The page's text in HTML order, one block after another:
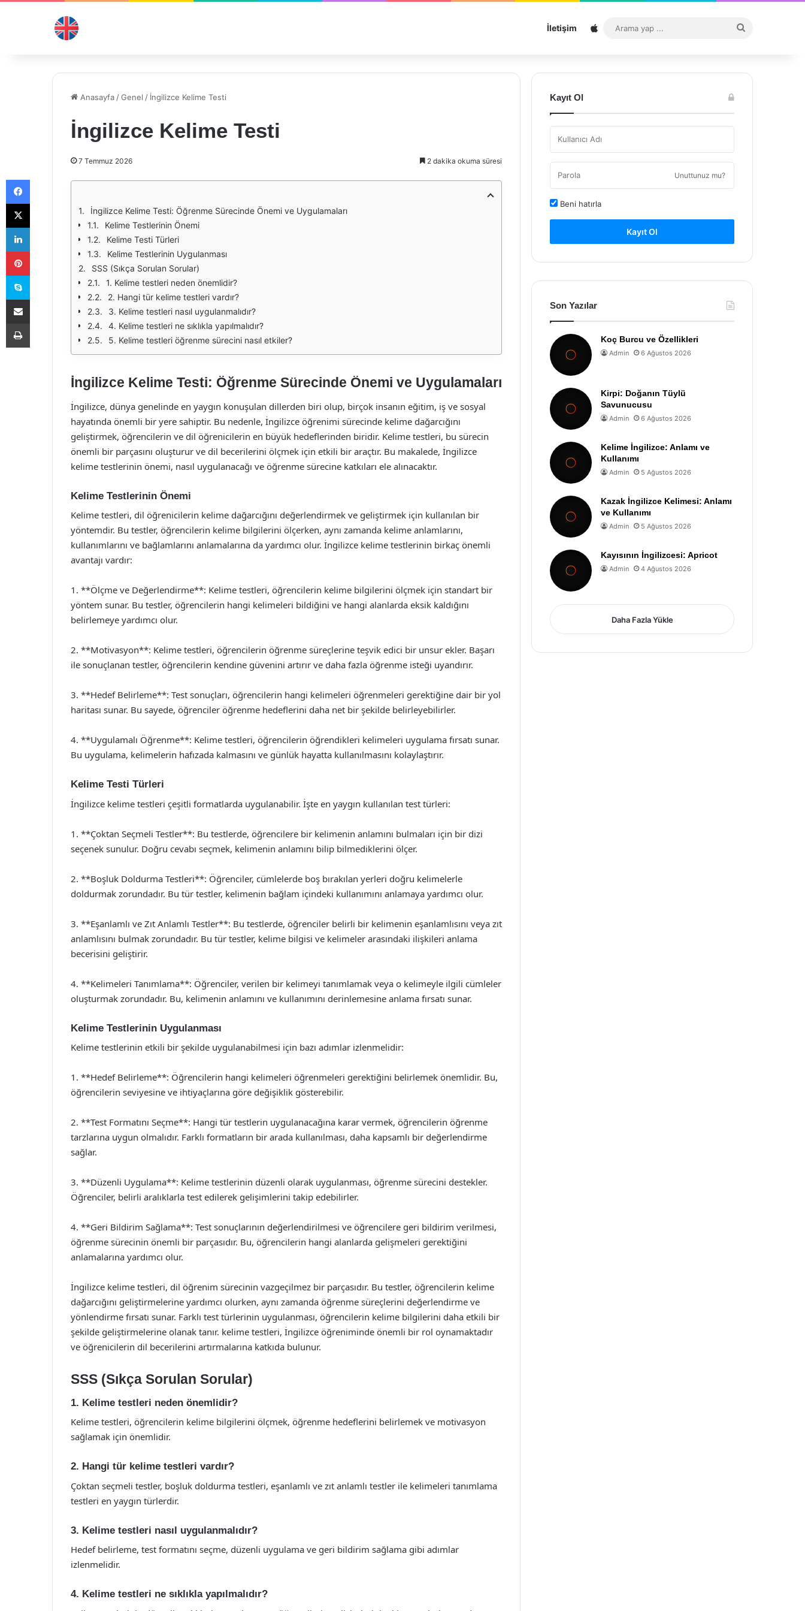
İletişim Sitemap
...
Anasayfa /Genel / İngilizce Kelime Testi
İngilizce Kelime Testi
7 Temmuz 2026 2 dakika okuma süresi
İngilizce Kelime Testi: Öğrenme Sürecinde Önemi ve Uygulamaları
Kelime Testlerinin Önemi
Kelime Testi Türleri
Kelime Testlerinin Uygulanması
SSS (Sıkça Sorulan Sorular)
1. Kelime testleri neden önemlidir?
2. Hangi tür kelime testleri vardır?
3. Kelime testleri nasıl uygulanmalıdır?
4. Kelime testleri ne sıklıkla yapılmalıdır?
5. Kelime testleri öğrenme sürecini nasıl etkiler?
İngilizce Kelime Testi: Öğrenme Sürecinde Önemi ve Uygulamaları
İngilizce, dünya genelinde en yaygın konuşulan dillerden biri olup, birçok insanın eğitim, iş ve sosyal
hayatında önemli bir yere sahiptir. Bu nedenle, İngilizce öğrenimi sürecinde kelime dağarcığını
geliştirmek, öğrencilerin ve dil öğrenicilerin en büyük hedeflerinden biridir. Kelime testleri, bu sürecin
önemli bir parçasını oluşturur ve dil becerilerini ölçmek için etkili bir araçtır. Bu makalede, İngilizce
kelime testlerinin önemi, nasıl uygulanacağı ve öğrenme sürecine katkıları ele alınacaktır.
Kelime Testlerinin Önemi
Kelime testleri, dil öğrenicilerin kelime dağarcığını değerlendirmek ve geliştirmek için kullanılan bir
yöntemdir. Bu testler, öğrencilerin kelime bilgilerini ölçerken, aynı zamanda kelime anlamlarını,
kullanımlarını ve bağlamlarını anlamalarına da yardımcı olur. İngilizce kelime testlerinin birkaç önemli
avantajı vardır:
1. **Ölçme ve Değerlendirme**: Kelime testleri, öğrencilerin kelime bilgilerini ölçmek için standart bir
yöntem sunar. Bu testler, öğrencilerin hangi kelimeleri bildiğini ve hangi alanlarda eksik kaldığını
belirlemeye yardımcı olur.
2. **Motivasyon**: Kelime testleri, öğrencilerin öğrenme süreçlerine teşvik edici bir unsur ekler. Başarı
ile sonuçlanan testler, öğrencilerin kendine güvenini artırır ve daha fazla öğrenme isteği uyandırır.
3. **Hedef Belirleme**: Test sonuçları, öğrencilerin hangi kelimeleri öğrenmeleri gerektiğine dair bir yol
haritası sunar. Bu sayede, öğrenciler öğrenme hedeflerini daha net bir şekilde belirleyebilirler.
4. **Uygulamalı Öğrenme**: Kelime testleri, öğrencilerin öğrendikleri kelimeleri uygulama fırsatı sunar.
Bu uygulama, kelimelerin hafızada kalmasını ve günlük hayatta kullanılmasını kolaylaştırır.
Kelime Testi Türleri
İngilizce kelime testleri çeşitli formatlarda uygulanabilir. İşte en yaygın kullanılan test türleri:
1. **Çoktan Seçmeli Testler**: Bu testlerde, öğrencilere bir kelimenin anlamını bulmaları için bir dizi
seçenek sunulur. Doğru cevabı seçmek, kelimenin anlamını bilip bilmediklerini ölçer.
2. **Boşluk Doldurma Testleri**: Öğrenciler, cümlelerde boş bırakılan yerleri doğru kelimelerle
doldurmak zorundadır. Bu tür testler, kelimenin bağlam içindeki kullanımını anlamaya yardımcı olur.
3. **Eşanlamlı ve Zıt Anlamlı Testler**: Bu testlerde, öğrenciler belirli bir kelimenin eşanlamlısını veya zıt
anlamlısını bulmak zorundadır. Bu tür testler, kelime bilgisi ve kelimeler arasındaki ilişkileri anlama
becerisini geliştirir.
4. **Kelimeleri Tanımlama**: Öğrenciler, verilen bir kelimeyi tanımlamak veya o kelimeyle ilgili cümleler
oluşturmak zorundadır. Bu, kelimenin anlamını ve kullanımını derinlemesine anlama fırsatı sunar.
Kelime Testlerinin Uygulanması
Kelime testlerinin etkili bir şekilde uygulanabilmesi için bazı adımlar izlenmelidir:
1. **Hedef Belirleme**: Öğrencilerin hangi kelimeleri öğrenmeleri gerektiğini belirlemek önemlidir. Bu,
öğrencilerin seviyesine ve ihtiyaçlarına göre değişiklik gösterebilir.
2. **Test Formatını Seçme**: Hangi tür testlerin uygulanacağına karar vermek, öğrencilerin öğrenme
tarzlarına uygun olmalıdır. Farklı formatların bir arada kullanılması, daha kapsamlı bir değerlendirme
sağlar.
3. **Düzenli Uygulama**: Kelime testlerinin düzenli olarak uygulanması, öğrenme sürecini destekler.
Öğrenciler, belirli aralıklarla test edilerek gelişimlerini takip edebilirler.
4. **Geri Bildirim Sağlama**: Test sonuçlarının değerlendirilmesi ve öğrencilere geri bildirim verilmesi,
öğrenme sürecinin önemli bir parçasıdır. Bu, öğrencilerin hangi alanlarda gelişmeleri gerektiğini
anlamalarına yardımcı olur.
İngilizce kelime testleri, dil öğrenim sürecinin vazgeçilmez bir parçasıdır. Bu testler, öğrencilerin kelime
dağarcığını geliştirmelerine yardımcı olurken, aynı zamanda öğrenme süreçlerini değerlendirme ve
yönlendirme fırsatı sunar. Farklı test türlerinin uygulanması, öğrencilerin kelime bilgilerini daha etkili bir
şekilde geliştirmelerine olanak tanır. kelime testleri, İngilizce öğreniminde önemli bir rol oynamaktadır
ve öğrenicilerin dil becerilerini artırmalarına katkıda bulunur.
SSS (Sıkça Sorulan Sorular)
1. Kelime testleri neden önemlidir?
Kelime testleri, öğrencilerin kelime bilgilerini ölçmek, öğrenme hedeflerini belirlemek ve motivasyon
sağlamak için önemlidir.
2. Hangi tür kelime testleri vardır?
Çoktan seçmeli testler, boşluk doldurma testleri, eşanlamlı ve zıt anlamlı testler ile kelimeleri tanımlama
testleri en yaygın türlerdir.
3. Kelime testleri nasıl uygulanmalıdır?
Hedef belirleme, test formatını seçme, düzenli uygulama ve geri bildirim sağlama gibi adımlar
izlenmelidir.
4. Kelime testleri ne sıklıkla yapılmalıdır?
Kayıt Ol
Unuttunuz mu?
Beni hatırla
Kayıt Ol
Son Yazılar
Koç Burcu ve Özellikleri
Admin 6 Ağustos 2026
Kirpi: Doğanın Tüylü
Savunucusu
Admin 6 Ağustos 2026
Kelime İngilizce: Anlamı ve
Kullanımı
Admin 5 Ağustos 2026
Kazak İngilizce Kelimesi: Anlamı
ve Kullanımı
Admin 5 Ağustos 2026
Kayısının İngilizcesi: Apricot
Admin 4 Ağustos 2026
Daha Fazla Yükle
Facebook
X
LinkedIn
Pinterest
Skype
E-Posta ile paylaş